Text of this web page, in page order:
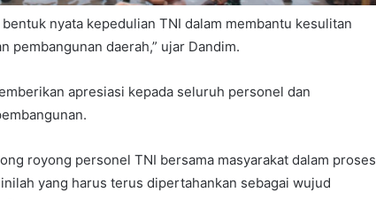
nyata kepedulian TNI dalam membantu kesulitan
pembangunan daerah,” ujar Dandim.
apresiasi kepada seluruh personel dan
royong personel TNI bersama masyarakat dalam proses
yang harus terus dipertahankan sebagai wujud